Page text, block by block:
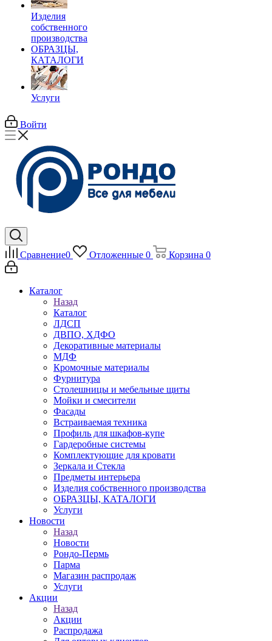
Изделия
собственного
производства
ОБРАЗЦЫ,
КАТАЛОГИ
Услуги
Войти
Сравнение0 Отложенные 0 Корзина 0
Каталог
Назад
Каталог
ЛДСП
ДВПО, ХДФО
Декоративные материалы
МДФ
Кромочные материалы
Фурнитура
Столешницы и мебельные щиты
Мойки и смесители
Фасады
Встраиваемая техника
Профиль для шкафов-купе
Гардеробные системы
Комплектующие для кровати
Зеркала и Стекла
Предметы интерьера
Изделия собственного производства
ОБРАЗЦЫ, КАТАЛОГИ
Услуги
Новости
Назад
Новости
Рондо-Пермь
Парма
Магазин распродаж
Услуги
Акции
Назад
Акции
Распродажа